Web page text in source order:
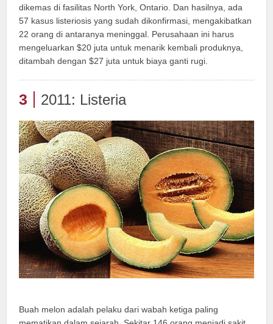
dikemas di fasilitas North York, Ontario. Dan hasilnya, ada
57 kasus listeriosis yang sudah dikonfirmasi, mengakibatkan
22 orang di antaranya meninggal. Perusahaan ini harus
mengeluarkan $20 juta untuk menarik kembali produknya,
ditambah dengan $27 juta untuk biaya ganti rugi.
3 2011: Listeria
Buah melon adalah pelaku dari wabah ketiga paling